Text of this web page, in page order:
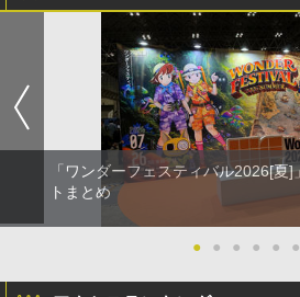
「ワンダーフェスティバル2026[夏
トまとめ
● ● ● ● ● ●